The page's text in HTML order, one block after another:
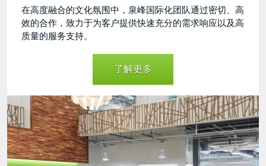
在高度融合的文化氛围中，泉峰国际化团队通过密切、高
效的合作，致力于为客户提供快速充分的需求响应以及高
质量的服务支持。
了解更多
Chervon
Culture-
20210914.jpg